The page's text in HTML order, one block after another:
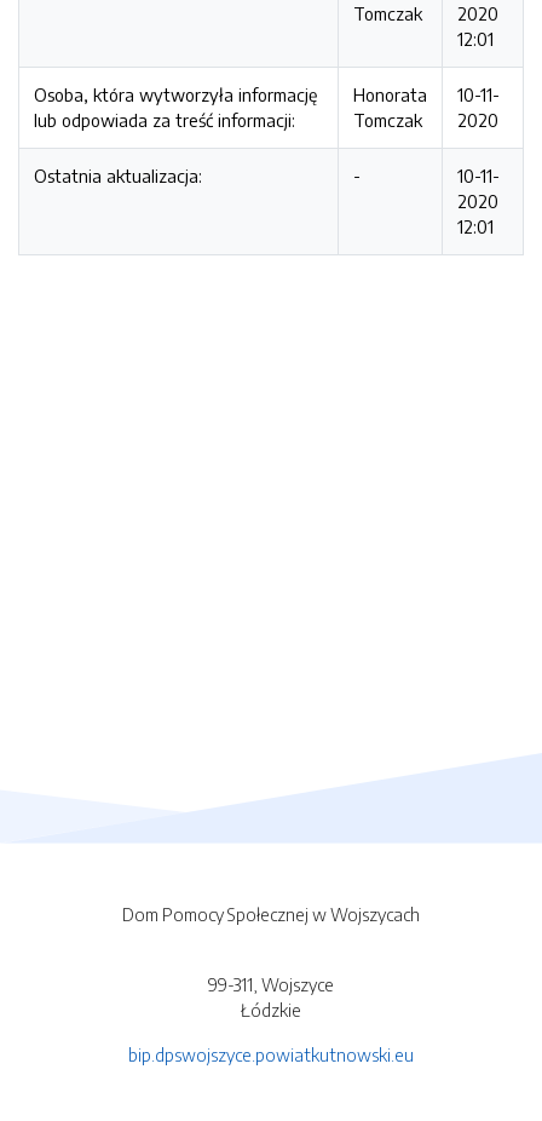
Tomczak
2020
12:01
Osoba, która wytworzyła informację
lub odpowiada za treść informacji:
Honorata
Tomczak
10-11-
2020
Ostatnia aktualizacja: -
10-11-
2020
12:01
Dom Pomocy Społecznej w Wojszycach
99-311, Wojszyce
Łódzkie
bip.dpswojszyce.powiatkutnowski.eu